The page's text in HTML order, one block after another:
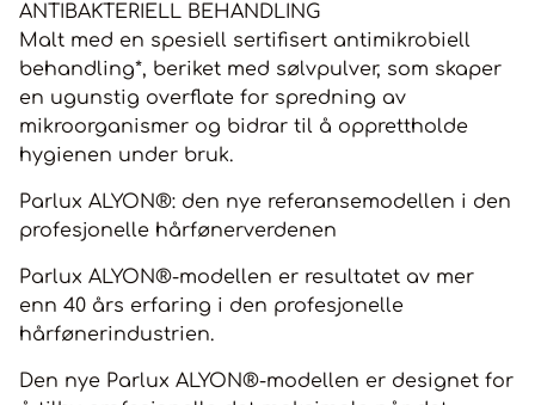
ANTIBAKTERIELL BEHANDLING
Malt med en spesiell sertifisert antimikrobiell
behandling*, beriket med sølvpulver, som skaper
en ugunstig overflate for spredning av
mikroorganismer og bidrar til å opprettholde
hygienen under bruk.
Parlux ALYON®: den nye referansemodellen i den
profesjonelle hårfønerverdenen
Parlux ALYON®-modellen er resultatet av mer
enn 40 års erfaring i den profesjonelle
hårfønerindustrien.
Den nye Parlux ALYON®-modellen er designet for